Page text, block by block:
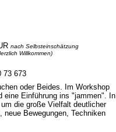
nach Selbsteinschätzung
Willkommen)
73 673
oder Beides. Im Workshop
eine Einführung ins "jammen". In
die große Vielfalt deutlicher
Bewegungen, Techniken